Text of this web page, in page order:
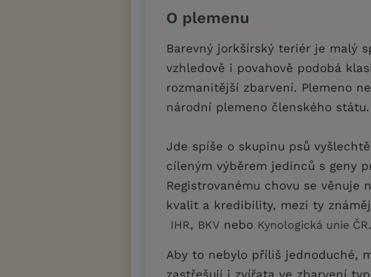
O plemenu
Barevný jorkšírský teriér je malý
vzhledově i povahově podobá
rozmanitější zbarvení. Plemeno
národní plemeno členského státu.
Jde spíše o skupinu psů
cíleným výběrem jedinců s geny
Registrovanému chovu se věnuje
kvalit a kredibility, mezi ty
IHR, BKV nebo Kynologická unie ČR.
Aby to nebylo příliš jednoduché,
zastřešují i zvířata ve zbarvení